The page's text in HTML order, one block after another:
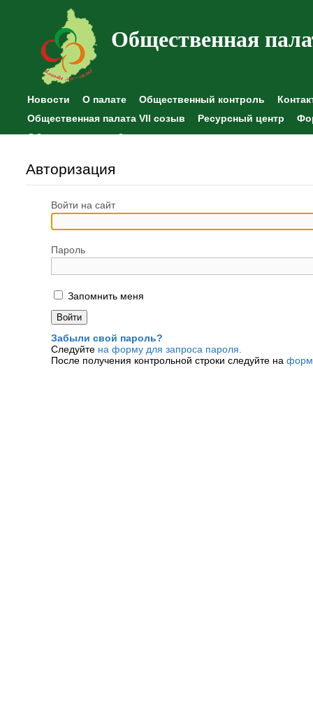
Общественная
Новости О палате Общественный контроль
Общественная палата VII созыв
Ресурсный центр
Общественные наблюдения
Авторизация
Войти на сайт
Пароль
Запомнить меня
Забыли свой пароль?
Следуйте на форму для запроса пароля.
После получения контрольной строки следуйте на